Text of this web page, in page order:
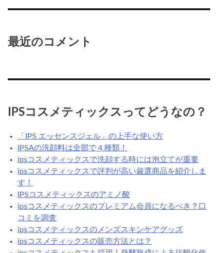
最近のコメント
IPSコスメティックスってどうなの？
「IPS エッセンスジェル」の上手な使い方
IPSAの洗顔料は全部で４種類！
ipsコスメティックスで洗顔する時には泡立てが重要
ipsコスメティックスで評判が高い厳選商品を紹介しま
す！
IPSコスメティックスのアミノ酸
ipsコスメティックスのプレミアム会員になるべき？口
コミを調査
ipsコスメティックスのメンズスキンケアグッズ
ipsコスメティックスの販売方法とは？